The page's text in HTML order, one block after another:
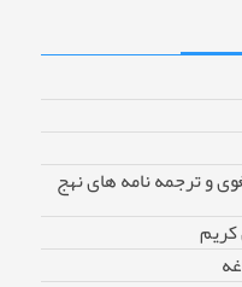
و ترجمه نامه های نهج